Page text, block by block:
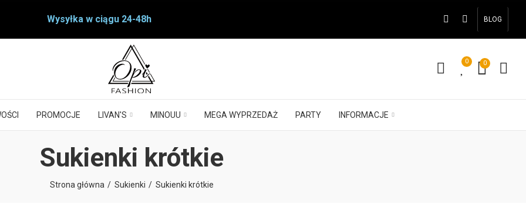
Wysyłka w ciągu 24-48h BLOG
0 0
PROMOCJE LIVAN'S MINOUU MEGA WYPRZEDAŻ PARTY INFORMACJE
Sukienki krótkie
Strona główna Sukienki Sukienki krótkie